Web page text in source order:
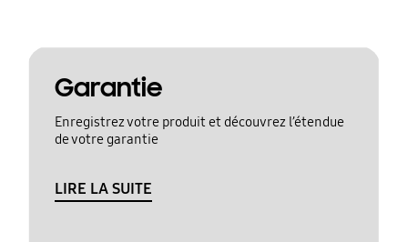
Garantie
Enregistrez votre produit et découvrez l’étendue
de votre garantie
LIRE LA SUITE